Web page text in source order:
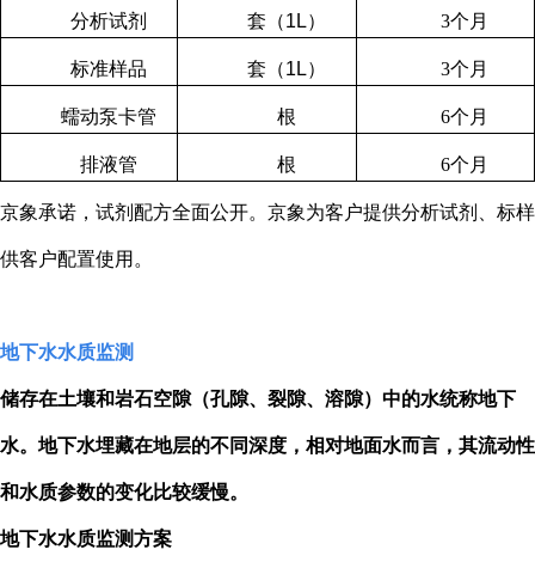
分析试剂 套（1L） 3个月
标准样品 套（1L） 3个月
蠕动泵卡管 根 6个月
排液管 根 6个月
京象承诺，试剂配方全面公开。京象为客户提供分析试剂、标样
供客户配置使用。
地下水水质监测
储存在土壤和岩石空隙（孔隙、裂隙、溶隙）中的水统称地下
水。地下水埋藏在地层的不同深度，相对地面水而言，其流动性
和水质参数的变化比较缓慢。
地下水水质监测方案